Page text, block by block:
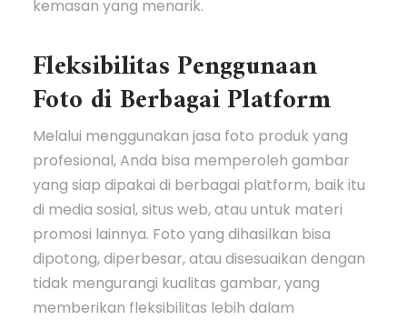
kemasan yang menarik.
Fleksibilitas Penggunaan
Foto di Berbagai Platform
Melalui menggunakan jasa foto produk yang
profesional, Anda bisa memperoleh gambar
yang siap dipakai di berbagai platform, baik itu
di media sosial, situs web, atau untuk materi
promosi lainnya. Foto yang dihasilkan bisa
dipotong, diperbesar, atau disesuaikan dengan
tidak mengurangi kualitas gambar, yang
memberikan fleksibilitas lebih dalam